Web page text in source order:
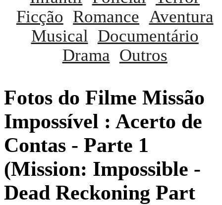
Ficção Romance Aventura
Musical
Documentário
Drama Outros
Fotos do Filme Missão
Impossí­vel : Acerto de
Contas - Parte 1
(Mission: Impossible -
Dead Reckoning Part